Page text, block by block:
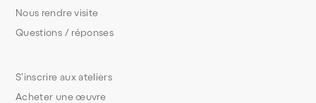
S’inscrire aux ateliers
Acheter une œuvre
Nous rendre visite
Questions / réponses